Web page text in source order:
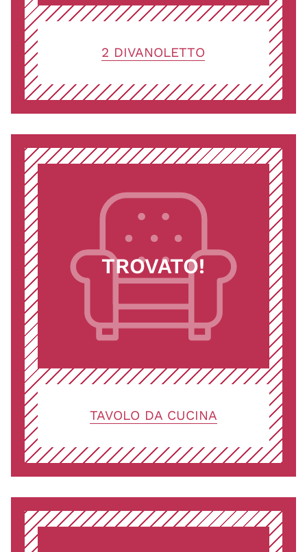
2 DIVANOLETTO
TROVATO!
TAVOLO DA CUCINA